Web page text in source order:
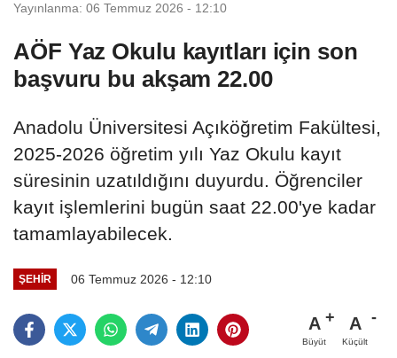
Yayınlanma: 06 Temmuz 2026 - 12:10
AÖF Yaz Okulu kayıtları için son
başvuru bu akşam 22.00
Anadolu Üniversitesi Açıköğretim Fakültesi,
2025-2026 öğretim yılı Yaz Okulu kayıt
süresinin uzatıldığını duyurdu. Öğrenciler
kayıt işlemlerini bugün saat 22.00'ye kadar
tamamlayabilecek.
ŞEHIR 06 Temmuz 2026 - 12:10
A
Büyüt
A
Küçült